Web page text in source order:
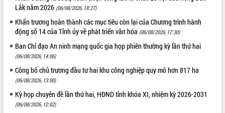
Lắk năm 2026 (06/08/2026, 18:27)
Khẩn trương hoàn thành các mục tiêu còn lại của Chương trình hành
động số 14 của Tỉnh ủy về phát triển văn hóa (06/08/2026, 17:30)
Ban Chỉ đạo An ninh mạng quốc gia họp phiên thường kỳ lần thứ hai
(06/08/2026, 14:06)
Công bố chủ trương đầu tư hai khu công nghiệp quy mô hơn 817 ha
(06/08/2026, 13:00)
Kỳ họp chuyên đề lần thứ hai, HĐND tỉnh khóa XI, nhiệm kỳ 2026-2031
(06/08/2026, 12:02)